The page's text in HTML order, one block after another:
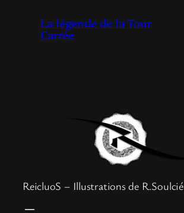
La légende de la Tour
Carrée
ReicluoS – Illustrations de R.Soulcié